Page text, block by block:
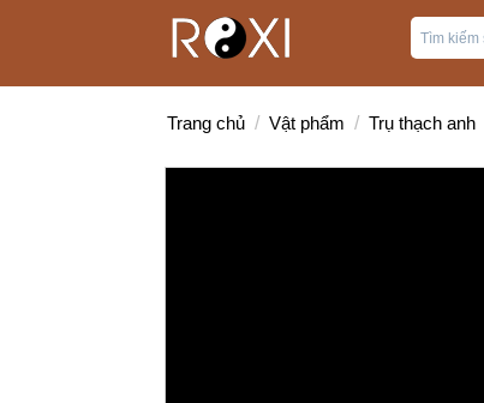
Trang chủ / Vật phẩm / Trụ thạch anh